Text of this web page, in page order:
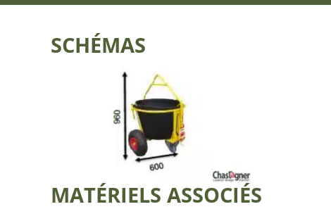
SCHÉMAS
MATÉRIELS ASSOCIÉS